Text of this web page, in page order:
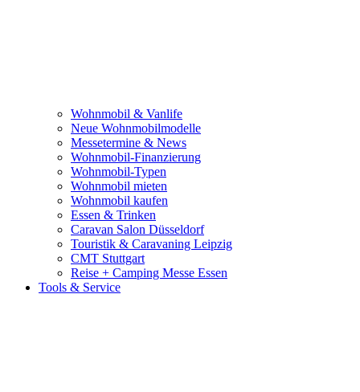
Wohnmobil & Vanlife
Neue Wohnmobilmodelle
Messetermine & News
Wohnmobil-Finanzierung
Wohnmobil-Typen
Wohnmobil mieten
Wohnmobil kaufen
Essen & Trinken
Caravan Salon Düsseldorf
Touristik & Caravaning Leipzig
CMT Stuttgart
Reise + Camping Messe Essen
Tools & Service